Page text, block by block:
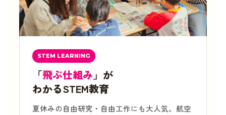
STEM LEARNING
「飛ぶ仕組み 」が
わかるSTEM教育
夏休みの自由研究・自由工作にも大人気。航空